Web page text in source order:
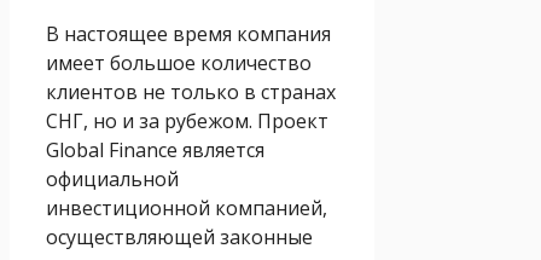
В настоящее время компания
имеет большое количество
клиентов не только в странах
СНГ, но и за рубежом. Проект
Global Finance является
официальной
инвестиционной компанией,
осуществляющей законные